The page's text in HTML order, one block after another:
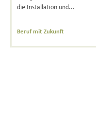
die Installation und...
Beruf mit Zukunft